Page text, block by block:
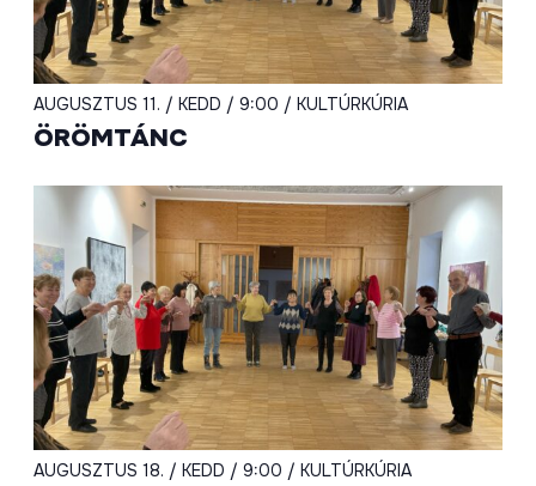
AUGUSZTUS 11. / KEDD / 9:00 / KULTÚRKÚRIA
ÖRÖMTÁNC
AUGUSZTUS 18. / KEDD / 9:00 / KULTÚRKÚRIA